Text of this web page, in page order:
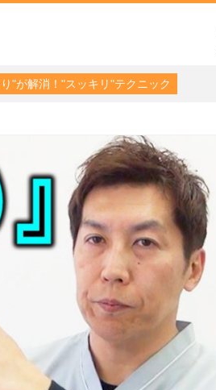
"が解消！"スッキリ"テクニック